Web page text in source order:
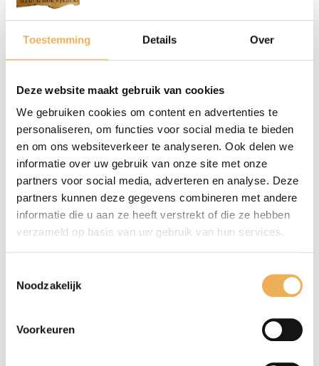
Toestemming Details Over
Deze website maakt gebruik van cookies
We gebruiken cookies om content en advertenties te
personaliseren, om functies voor social media te bieden
en om ons websiteverkeer te analyseren. Ook delen we
informatie over uw gebruik van onze site met onze
partners voor social media, adverteren en analyse. Deze
partners kunnen deze gegevens combineren met andere
informatie die u aan ze heeft verstrekt of die ze hebben
verzameld op basis van uw gebruik van hun services.
Noodzakelijk
Voorkeuren
Je waardering
deze browser voor de volgende keer wanneer